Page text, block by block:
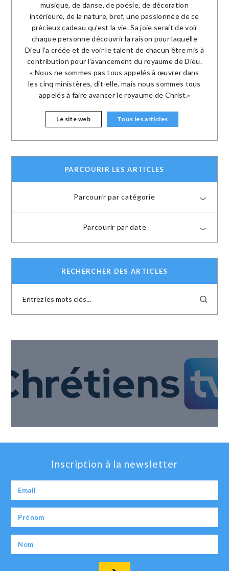
musique, de danse, de poésie, de décoration
intérieure, de la nature, bref, une passionnée de ce
précieux cadeau qu’est la vie. Sa joie serait de voir
chaque personne découvrir la raison pour laquelle
Dieu l’a créée et de voir le talent de chacun être mis à
contribution pour l’avancement du royaume de Dieu.
« Nous ne sommes pas tous appelés à œuvrer dans
les cinq ministères, dit-elle, mais nous sommes tous
appelés à faire avancer le royaume de Christ.»
Le site web Tous les articles
PARCOURIR LES ARTICLES
Parcourir par catégorie
Parcourir par date
RECHERCHER DES ARTICLES
Inscription à la newsletter